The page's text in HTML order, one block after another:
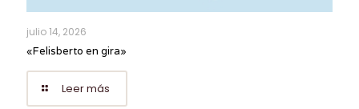
julio 14, 2026
«Felisberto en gira»
Leer más